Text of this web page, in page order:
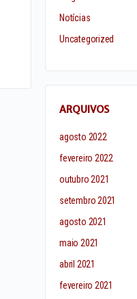
Notícias
Uncategorized
ARQUIVOS
agosto 2022
fevereiro 2022
outubro 2021
setembro 2021
agosto 2021
maio 2021
abril 2021
fevereiro 2021